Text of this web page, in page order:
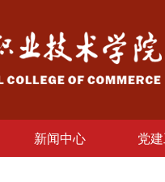
新闻中心 党